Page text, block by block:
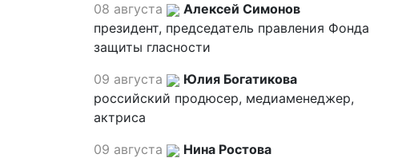
08 августа
Алексей Симонов
президент, председатель правления Фонда
защиты гласности
09 августа
Юлия Богатикова
российский продюсер, медиаменеджер,
актриса
09 августа
Нина Ростова